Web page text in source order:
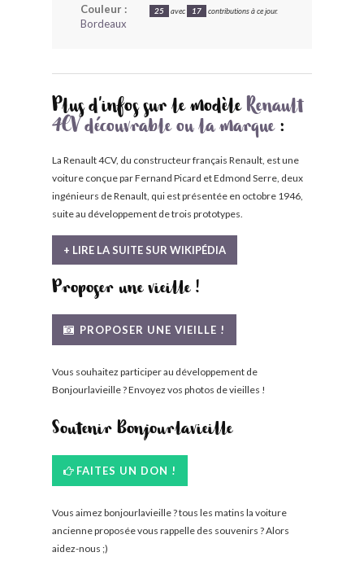
Couleur :
Bordeaux
25 avec 17 contributions à ce jour.
Plus d'infos sur le modèle Renault
4CV découvrable ou la marque:
La Renault 4CV, du constructeur français Renault, est une
voiture conçue par Fernand Picard et Edmond Serre, deux
ingénieurs de Renault, qui est présentée en octobre 1946,
suite au développement de trois prototypes.
+ LIRE LA SUITE SUR WIKIPÉDIA
Proposer une vieille !
PROPOSER UNE VIEILLE !
Vous souhaitez participer au développement de
Bonjourlavieille ? Envoyez vos photos de vieilles !
Soutenir Bonjourlavieille
FAITES UN DON !
Vous aimez bonjourlavieille ? tous les matins la voiture
ancienne proposée vous rappelle des souvenirs ? Alors
aidez-nous ;)